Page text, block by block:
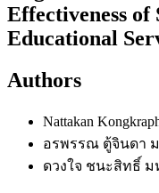
Effectiveness
Educational
Authors
Nattakan
อรพรรณ ตู้จินดา
ดวงใจ ชนะสิทธิ์ ม